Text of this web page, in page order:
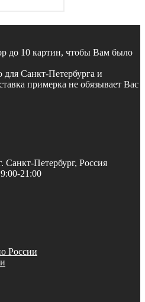
до 10 картин, чтобы Вам было
Санкт-Петербурга и
примерка не обязывает Вас
Санкт-Петербург, Россия
21:00
России